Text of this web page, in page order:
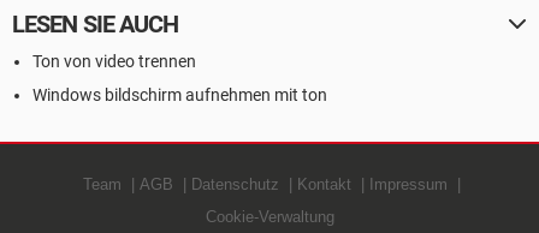
LESEN SIE AUCH
Ton von video trennen
Windows bildschirm aufnehmen mit ton
Team AGB Datenschutz Kontakt
Impressum
Cookie-Verwaltung